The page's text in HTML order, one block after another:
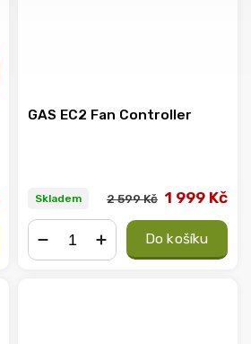
GAS EC2 Fan Controller
Skladem 2 599 Kč 1 999 Kč
Do košíku